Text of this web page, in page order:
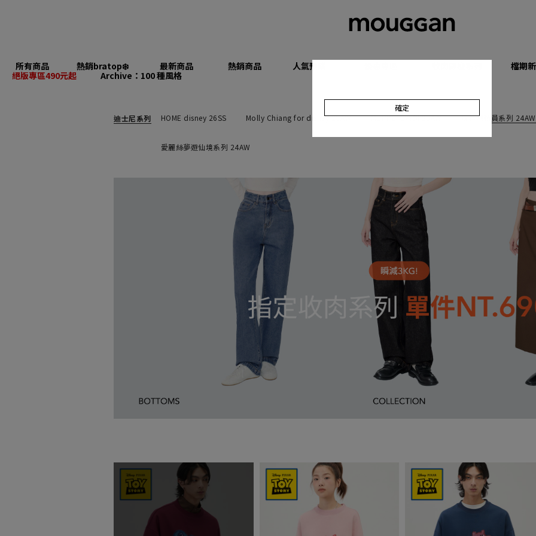
所有商品 熱銷bratop❄️ 最新商品 熱銷商品 人氣預購
檔期
絕版專區490元起
Archive：100 種風格
迪士尼系列 HOME disney 26SS Molly Chiang for disney 25AW MUPPETS系列 25AW 玩具總動員系列 24AW
愛麗絲夢遊仙境系列 24AW
確定